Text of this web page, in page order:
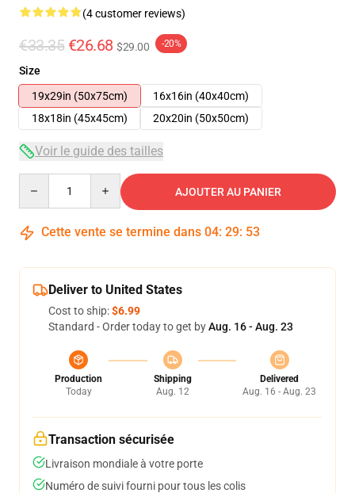
(4 customer reviews)
€33.35 €26.68 $29.00 -20%
Size
19x29in (50x75cm)
16x16in (40x40cm)
18x18in (45x45cm)
20x20in (50x50cm)
Voir le guide des tailles
AJOUTER AU PANIER
Cette vente se termine dans 04: 29: 53
Deliver to United States
Cost to ship:$6.99
Standard - Order today to get byAug. 16 - Aug. 23
Production
Today
Shipping
Aug. 12
Delivered
Aug. 16 - Aug. 23
Transaction sécurisée
Livraison mondiale à votre porte
Numéro de suivi fourni pour tous les colis